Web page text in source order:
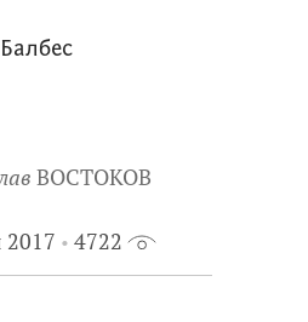
Балбес
ВОСТОКОВ
4722